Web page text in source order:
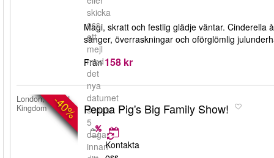
skicka
oss
ett
mejl
med
det
nya
datumet
senast
5
dagar
innan
Magi, skratt och festlig glädje väntar.
sånger, överraskningar och oförglömlig
Från 158 kr
-40%
London, United
Kingdom
Peppa Pig's Big Family Show!
Kontakta